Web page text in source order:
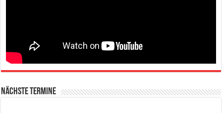
Nächste Termine